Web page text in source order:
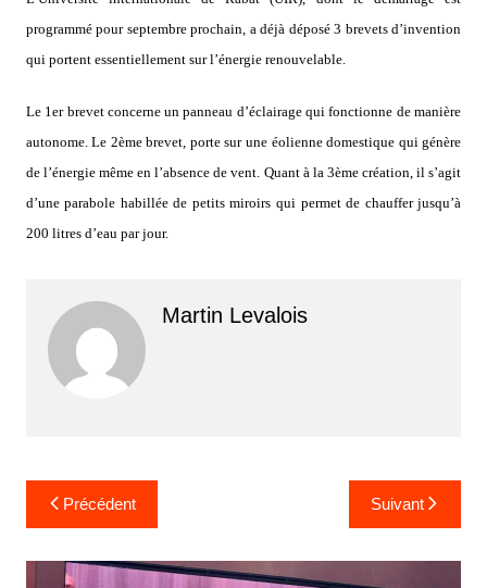
programmé pour septembre prochain, a déjà déposé 3 brevets d’invention
qui portent essentiellement sur l’énergie renouvelable.
Le 1er brevet concerne un panneau d’éclairage qui fonctionne de manière
autonome. Le 2ème brevet, porte sur une éolienne domestique qui génère
de l’énergie même en l’absence de vent. Quant à la 3ème création, il s’agit
d’une parabole habillée de petits miroirs qui permet de chauffer jusqu’à
200 litres d’eau par jour.
Martin Levalois
Navigation
de
l’article
Précédent Suivant